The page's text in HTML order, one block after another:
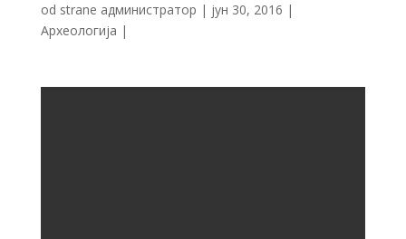
od strane администратор | јун 30, 2016 |
Археологија |